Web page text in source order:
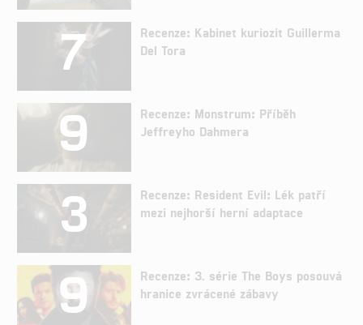
7
Recenze: Kabinet kuriozit Guillerma
Del Tora
9
Recenze: Monstrum: Příběh
Jeffreyho Dahmera
3
Recenze: Resident Evil: Lék patří
mezi nejhorší herní adaptace
9
Recenze: 3. série The Boys posouvá
hranice zvrácené zábavy